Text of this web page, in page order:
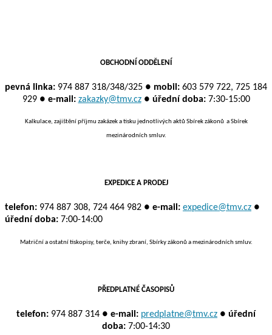
OBCHODNÍ ODDĚLENÍ
pevná linka: 974 887 318/348/325 ● mobil: 603 579 722, 725 184
929 ● e-mail: zakazky@tmv.cz● úřední doba:7:30-15:00
Kalkulace, zajištění příjmu zakázek a tisku jednotlivých aktů Sbírek zákonů a Sbírek
mezinárodních smluv.
EXPEDICE A PRODEJ
telefon: 974 887 308, 724 464 982 ● e-mail: expedice@tmv.cz ●
úřední doba: 7:00-14:00
Matriční a ostatní tiskopisy, terče, knihy zbraní, Sbírky zákonů a mezinárodních smluv.
PŘEDPLATNÉ ČASOPISŮ
telefon: 974 887 314 ● e-mail: predplatne@tmv.cz ● úřední
doba: 7:00-14:30